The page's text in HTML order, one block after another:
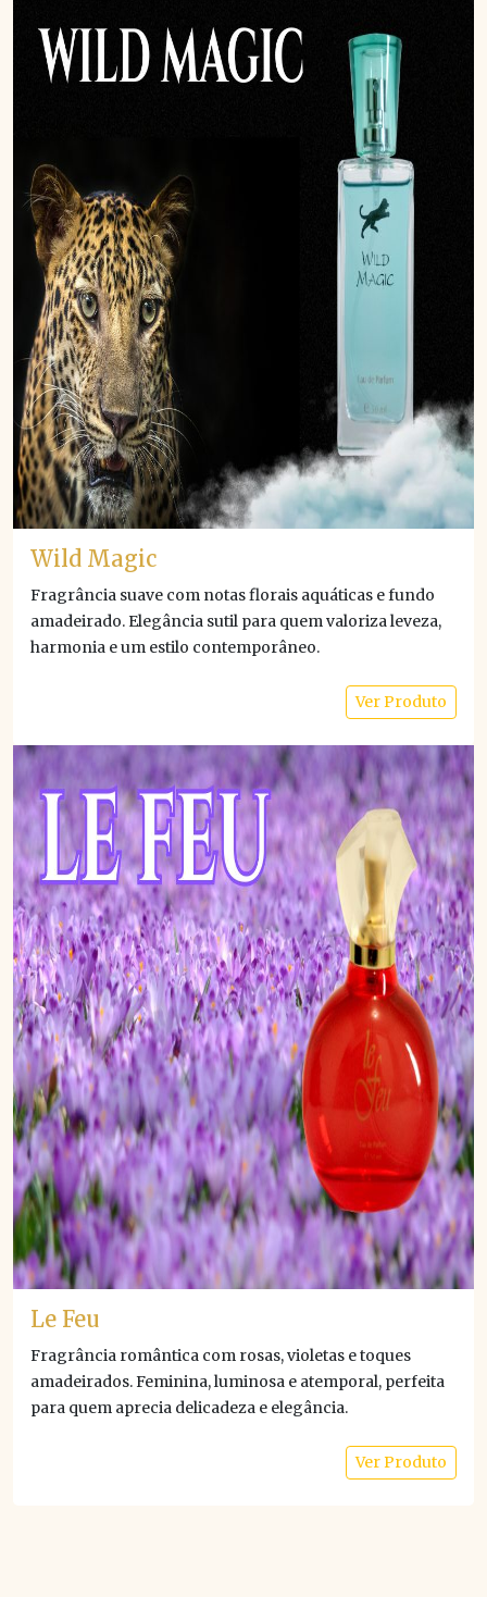
Wild Magic
Fragrância suave com notas florais aquáticas e fundo
amadeirado. Elegância sutil para quem valoriza leveza,
harmonia e um estilo contemporâneo.
Ver Produto
Le Feu
Fragrância romântica com rosas, violetas e toques
amadeirados. Feminina, luminosa e atemporal, perfeita
para quem aprecia delicadeza e elegância.
Ver Produto